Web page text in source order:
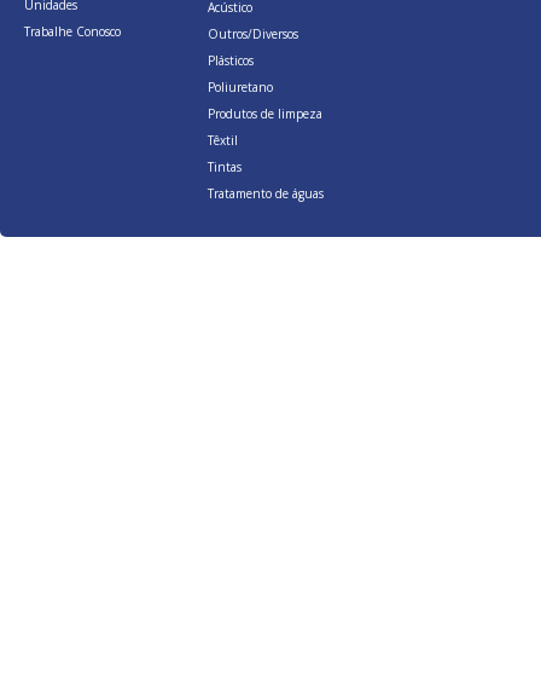
Unidades
Trabalhe Conosco
Acústico
Outros/Diversos
Plásticos
Poliuretano
Produtos de limpeza
Têxtil
Tintas
Tratamento de águas